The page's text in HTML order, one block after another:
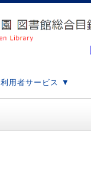
利用者サービス ▼